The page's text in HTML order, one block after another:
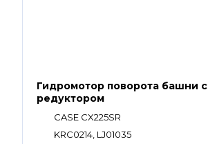
Гидромотор поворота башни с
редуктором
CASE CX225SR
KRC0214, LJ01035